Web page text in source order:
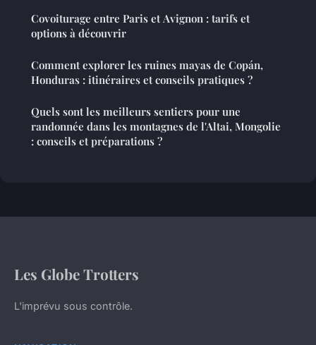
Covoiturage entre Paris et Avignon : tarifs et
options à découvrir
Comment explorer les ruines mayas de Copán,
Honduras : itinéraires et conseils pratiques ?
Quels sont les meilleurs sentiers pour une
randonnée dans les montagnes de l'Altai, Mongolie
: conseils et préparations ?
Les Globe Trotters
L'imprévu sous contrôle.